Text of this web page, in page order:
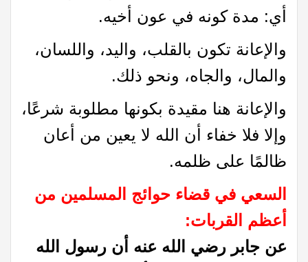
أي: مدة كونه في عون أخيه.
والإعانة تكون بالقلب، واليد، واللسان،
والمال، والجاه، ونحو ذلك.
والإعانة هنا مقيدة بكونها مطلوبة شرعًا،
وإلا فلا خفاء أن الله لا يعين من أعان
ظالمًا على ظلمه.
السعي في قضاء حوائج المسلمين من
أعظم القربات:
عن جابر رضي الله عنه أن رسول الله